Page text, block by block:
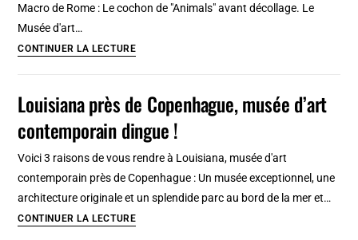
Macro de Rome : Le cochon de "Animals" avant décollage. Le
Musée d'art…
CONTINUER LA LECTUREMacro
:
Musée
d’art
municipal
sympa
[Salario]
Louisiana près de Copenhague, musée d’art
contemporain dingue !
Voici 3 raisons de vous rendre à Louisiana, musée d'art
contemporain près de Copenhague : Un musée exceptionnel, une
architecture originale et un splendide parc au bord de la mer et…
CONTINUER LA LECTURELouisiana